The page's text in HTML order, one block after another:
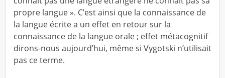
propre langue ». C’est ainsi que la connaissance de
la langue écrite a un effet en retour sur la
connaissance de la langue orale ; effet métacognitif
dirons-nous aujourd’hui, même si Vygotski n’utilisait
pas ce terme.